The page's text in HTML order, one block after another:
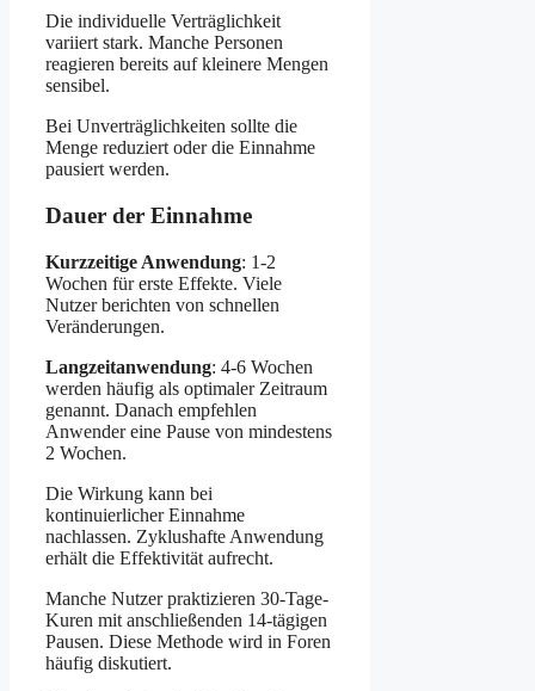
Die individuelle Verträglichkeit
variiert stark. Manche Personen
reagieren bereits auf kleinere Mengen
sensibel.
Bei Unverträglichkeiten sollte die
Menge reduziert oder die Einnahme
pausiert werden.
Dauer der Einnahme
Kurzzeitige Anwendung: 1-2
Wochen für erste Effekte. Viele
Nutzer berichten von schnellen
Veränderungen.
Langzeitanwendung: 4-6 Wochen
werden häufig als optimaler Zeitraum
genannt. Danach empfehlen
Anwender eine Pause von mindestens
2 Wochen.
Die Wirkung kann bei
kontinuierlicher Einnahme
nachlassen. Zyklushafte Anwendung
erhält die Effektivität aufrecht.
Manche Nutzer praktizieren 30-Tage-
Kuren mit anschließenden 14-tägigen
Pausen. Diese Methode wird in Foren
häufig diskutiert.